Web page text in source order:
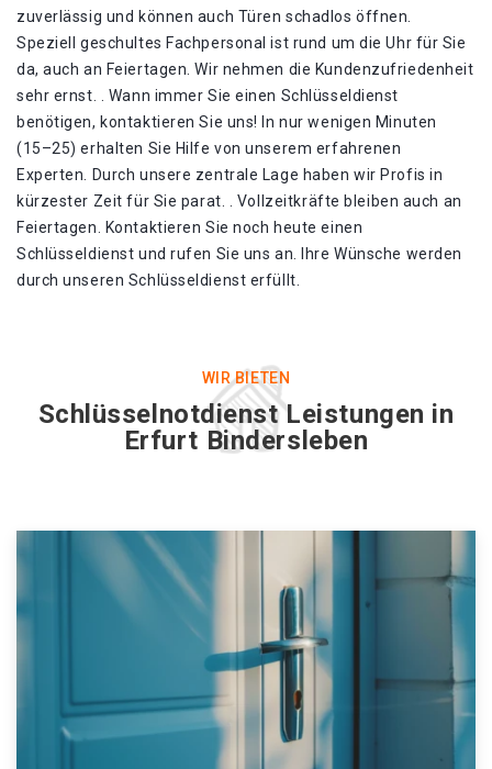
zuverlässig und können auch Türen schadlos öffnen.
Speziell geschultes Fachpersonal ist rund um die Uhr für Sie
da, auch an Feiertagen. Wir nehmen die Kundenzufriedenheit
sehr ernst. . Wann immer Sie einen Schlüsseldienst
benötigen, kontaktieren Sie uns! In nur wenigen Minuten
(15–25) erhalten Sie Hilfe von unserem erfahrenen
Experten. Durch unsere zentrale Lage haben wir Profis in
kürzester Zeit für Sie parat. . Vollzeitkräfte bleiben auch an
Feiertagen. Kontaktieren Sie noch heute einen
Schlüsseldienst und rufen Sie uns an. Ihre Wünsche werden
durch unseren Schlüsseldienst erfüllt.
WIR BIETEN
Schlüsselnotdienst Leistungen in
Erfurt Bindersleben